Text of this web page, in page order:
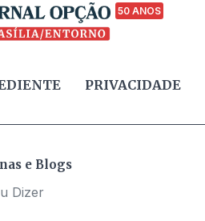
50 ANOS
PRIVACIDADE
e Blogs
Dizer